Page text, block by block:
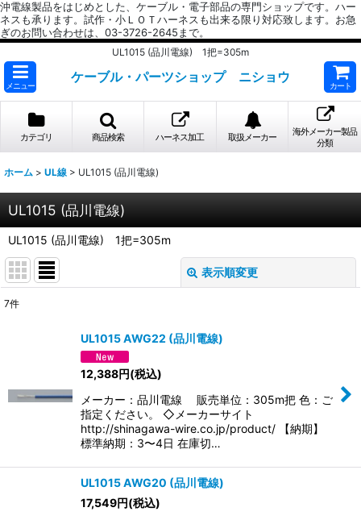
沖電線製品をはじめとした、ケーブル・電子部品の専門ショップです。ハー
ネスも承ります。試作・小ＬＯＴハーネスも出来る限り対応致します。お急
ぎのお問い合わせは、03-3726-2645まで。
UL1015 (品川電線) 1把=305m
メニュー
ケーブル・パーツショップ ニショウ
カート
カテゴリ 商品検索 ハーネス加工 取扱メーカー
海外メーカー製品
分類
ホーム > UL線 > UL1015 (品川電線)
UL1015 (品川電線)
UL1015 (品川電線) 1把=305m
表示順変更
絞り込む
7件
UL1015 AWG22 (品川電線)
12,388円(税込)
メーカー：品川電線 販売単位：305m把 色：ご
指定ください。 ◇メーカーサイト
http://shinagawa-wire.co.jp/product/ 【納期】
標準納期：3〜4日 在庫切…
UL1015 AWG20 (品川電線)
17,549円(税込)